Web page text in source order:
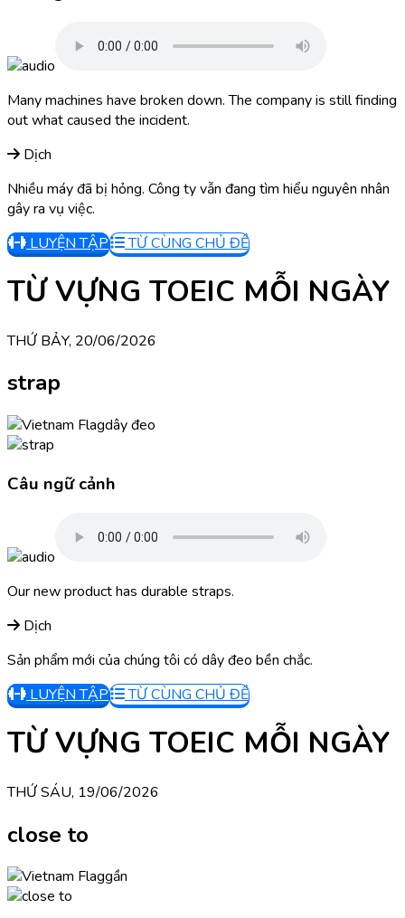
Many machines have broken down. The company is still finding
out what caused the incident.
Dịch
Nhiều máy đã bị hỏng. Công ty vẫn đang tìm hiểu nguyên nhân
gây ra vụ việc.
LUYỆN TẬP
TỪ CÙNG CHỦ ĐỀ
TỪ VỰNG TOEIC MỖI NGÀY
THỨ BẢY, 20/06/2026
strap
dây đeo
Câu ngữ cảnh
Our new product has durable straps.
Dịch
Sản phẩm mới của chúng tôi có dây đeo bền chắc.
LUYỆN TẬP
TỪ CÙNG CHỦ ĐỀ
TỪ VỰNG TOEIC MỖI NGÀY
THỨ SÁU, 19/06/2026
close to
gần